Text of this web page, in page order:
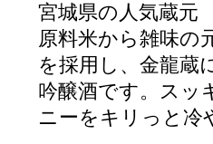
宮城県の人気蔵
原料米から雑味の
を採用し、金龍蔵
吟醸酒です。スッ
ニーをキリっと冷